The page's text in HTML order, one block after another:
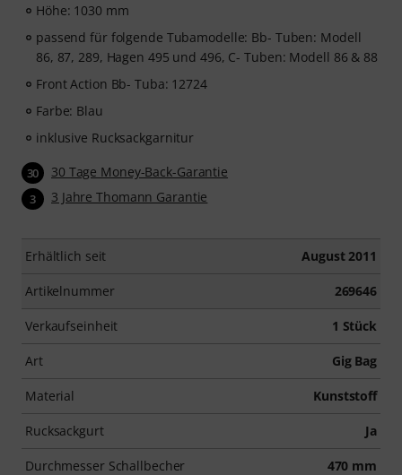
Höhe: 1030 mm
passend für folgende Tubamodelle: Bb- Tuben: Modell
86, 87, 289, Hagen 495 und 496, C- Tuben: Modell 86 & 88
Front Action Bb- Tuba: 12724
Farbe: Blau
inklusive Rucksackgarnitur
30 30 Tage Money-Back-Garantie
3 3 Jahre Thomann Garantie
Erhältlich seit August 2011
Artikelnummer 269646
Verkaufseinheit 1 Stück
Art Gig Bag
Material Kunststoff
Rucksackgurt Ja
Durchmesser Schallbecher 470 mm